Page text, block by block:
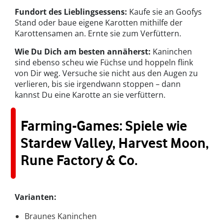
Fundort des Lieblingsessens: Kaufe sie an Goofys
Stand oder baue eigene Karotten mithilfe der
Karottensamen an. Ernte sie zum Verfüttern.
Wie Du Dich am besten annäherst: Kaninchen
sind ebenso scheu wie Füchse und hoppeln flink
von Dir weg. Versuche sie nicht aus den Augen zu
verlieren, bis sie irgendwann stoppen – dann
kannst Du eine Karotte an sie verfüttern.
Farming-Games: Spiele wie
Stardew Valley, Harvest Moon,
Rune Factory & Co.
Varianten:
Braunes Kaninchen